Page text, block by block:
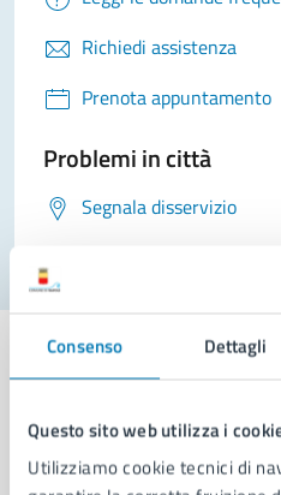
Consenso Dettagli
Questo sito web utilizza i
Utilizziamo cookie tecnici di
Richiedi assistenza
Prenota appuntamento
Problemi in città
Segnala disservizio
Comune di Napoli